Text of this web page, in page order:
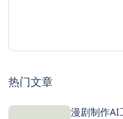
热门文章
漫剧制作AI